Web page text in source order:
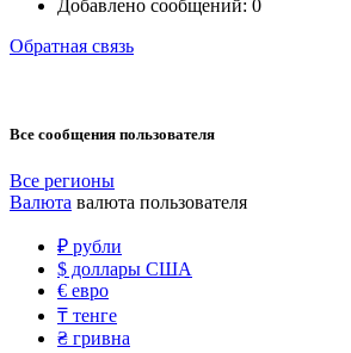
Добавлено сообщений: 0
Обратная связь
Все сообщения пользователя
Все регионы
Валюта валюта пользователя
₽ рубли
$ доллары США
€ евро
₸ тенге
₴ гривна